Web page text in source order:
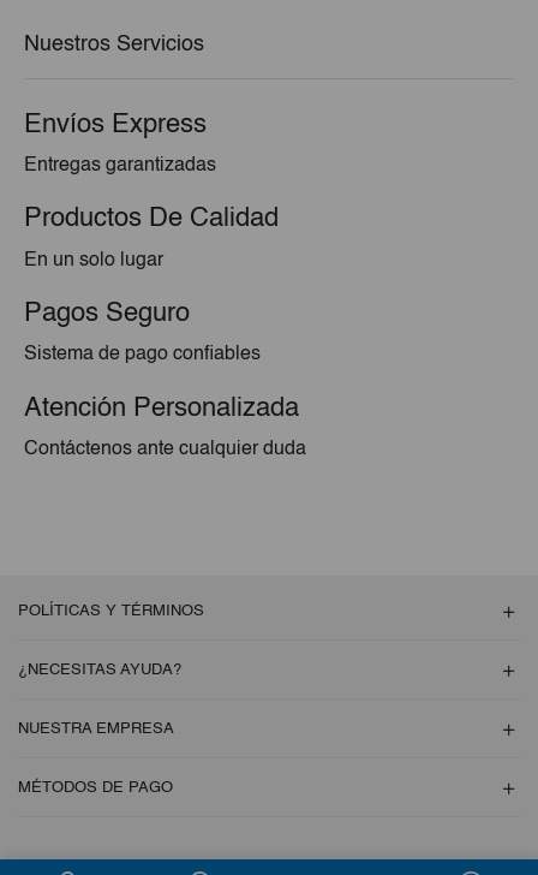
Nuestros Servicios
Envíos Express
Entregas garantizadas
Productos De Calidad
En un solo lugar
Pagos Seguro
Sistema de pago confiables
Atención Personalizada
Contáctenos ante cualquier duda
POLÍTICAS Y TÉRMINOS
¿NECESITAS AYUDA?
NUESTRA EMPRESA
MÉTODOS DE PAGO